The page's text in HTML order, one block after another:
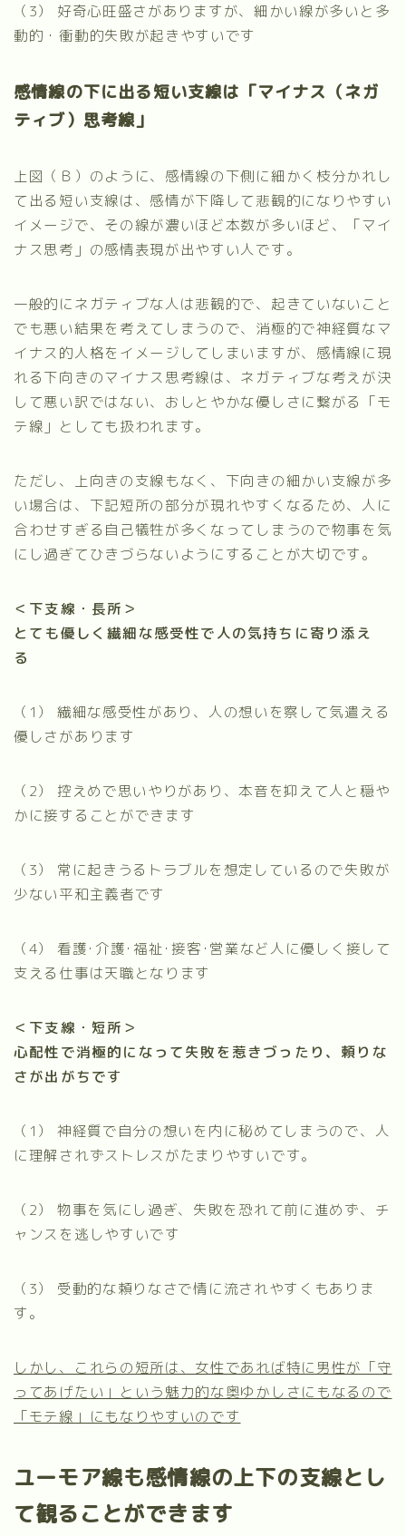
（3） 好奇心旺盛さがありますが、細かい線が多いと多
動的・衝動的失敗が起きやすいです
感情線の下に出る短い支線は「マイナス（ネガ
ティブ）思考線」
上図（Ｂ）のように、感情線の下側に細かく枝分かれし
て出る短い支線は、感情が下降して悲観的になりやすい
イメージで、その線が濃いほど本数が多いほど、「マイ
ナス思考」の感情表現が出やすい人です。
一般的にネガティブな人は悲観的で、起きていないこと
でも悪い結果を考えてしまうので、消極的で神経質なマ
イナス的人格をイメージしてしまいますが、感情線に現
れる下向きのマイナス思考線は、ネガティブな考えが決
して悪い訳ではない、おしとやかな優しさに繋がる「モ
テ線」としても扱われます。
ただし、上向きの支線もなく、下向きの細かい支線が多
い場合は、下記短所の部分が現れやすくなるため、人に
合わせすぎる自己犠牲が多くなってしまうので物事を気
にし過ぎてひきづらないようにすることが大切です。
＜下支線・長所＞
とても優しく繊細な感受性で人の気持ちに寄り添え
る
（1） 繊細な感受性があり、人の想いを察して気遣える
優しさがあります
（2） 控えめで思いやりがあり、本音を抑えて人と穏や
かに接することができます
（3） 常に起きうるトラブルを想定しているので失敗が
少ない平和主義者です
（4） 看護･介護･福祉･接客･営業など人に優しく接して
支える仕事は天職となります
＜下支線・短所＞
心配性で消極的になって失敗を惹きづったり、頼りな
さが出がちです
（1） 神経質で自分の想いを内に秘めてしまうので、人
に理解されずストレスがたまりやすいです。
（2） 物事を気にし過ぎ、失敗を恐れて前に進めず、チ
ャンスを逃しやすいです
（3） 受動的な頼りなさで情に流されやすくもありま
す。
しかし、これらの短所は、女性であれば特に男性が「守
ってあげたい」という魅力的な奥ゆかしさにもなるので
「モテ線」にもなりやすいのです
ユーモア線も感情線の上下の支線とし
て観ることができます